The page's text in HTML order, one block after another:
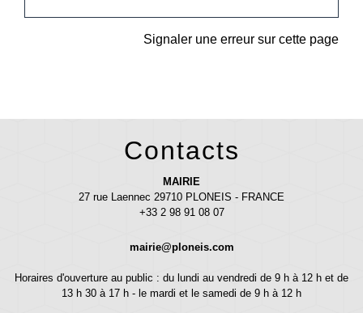
Signaler une erreur sur cette page
Contacts
MAIRIE
27 rue Laennec 29710 PLONEIS - FRANCE
+33 2 98 91 08 07
mairie@ploneis.com
Horaires d'ouverture au public : du lundi au vendredi de 9 h à 12 h et de
13 h 30 à 17 h - le mardi et le samedi de 9 h à 12 h